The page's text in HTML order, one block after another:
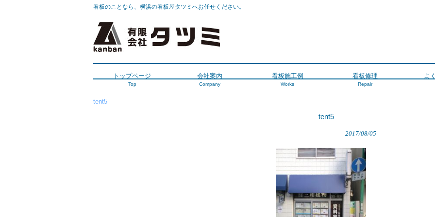
看板のことなら、横浜の看板屋タツミへお任せください。
トップページ
Top
会社案内
Company
看板施工例
Works
看板修理
Repair
よ
tent5
tent5
2017/08/05